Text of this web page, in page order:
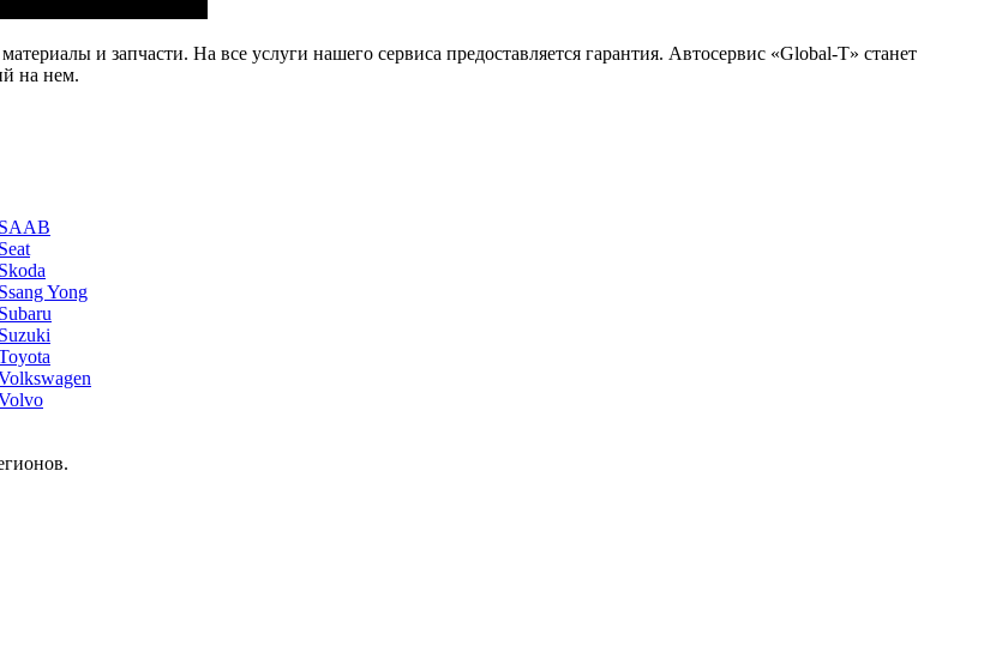
и запчасти. На все услуги нашего сервиса предоставляется гарантия. Автосервис «Global-T» станет
на нем.
SAAB
Seat
Skoda
Ssang Yong
Subaru
Suzuki